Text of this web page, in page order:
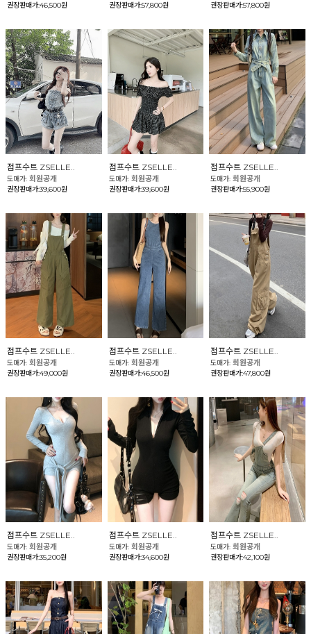
권장판매가:46,500원 권장판매가:57,800원 권장판매가:57,800원
점프수트 ZSELLE..
도매가: 회원공개
권장판매가:39,600원
점프수트 ZSELLE..
도매가: 회원공개
권장판매가:39,600원
점프수트 ZSELLE..
도매가:회원공개
권장판매가:55,900원
점프수트 ZSELLE..
도매가: 회원공개
권장판매가:49,000원
점프수트 ZSELLE..
도매가: 회원공개
권장판매가:46,500원
점프수트 ZSELLE..
도매가:회원공개
권장판매가:47,800원
점프수트 ZSELLE..
도매가: 회원공개
권장판매가:35,200원
점프수트 ZSELLE..
도매가: 회원공개
권장판매가:34,600원
점프수트 ZSELLE..
도매가:회원공개
권장판매가:42,100원